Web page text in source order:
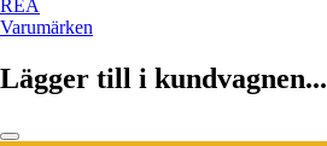
REA
Varumärken
Lägger till i kundvagnen...